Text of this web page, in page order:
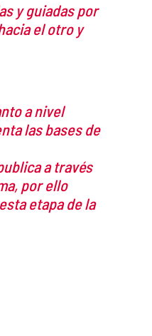
y guiadas por
el otro y
a nivel
las bases de
a través
por ello
etapa de la